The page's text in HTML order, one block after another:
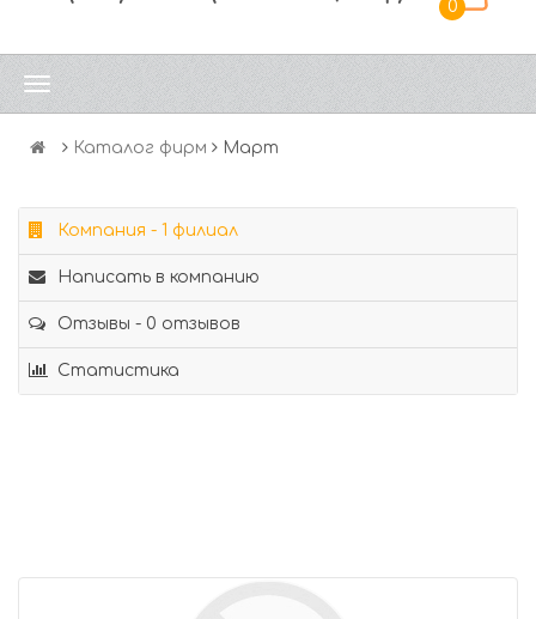
0
Каталог фирм Март
Компания - 1 филиал
Написать в компанию
Отзывы - 0 отзывов
Статистика